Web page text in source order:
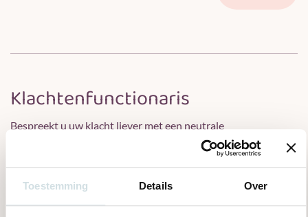
Toestemming Details Over
Klachtenfunctionaris
Bespreekt u uw klacht liever met een neutrale
buitenstaander? Dan staat een klachtenfunctionaris van
Quasir voor u klaar. De klachtenfunctionaris is onafhankelijk
klachtenfunctionaris via
bemiddeling@quasir.nl
t.a.v.
Klachtenbemiddeling of telefonisch op 06-48445538